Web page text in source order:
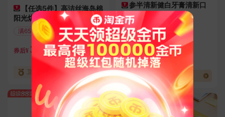
【任选5件】高洁丝海岛棉
阳光烘烘卫生巾
满65减16
偏远地区包邮
券后¥ 39 券 16元
卫生巾热搜榜单TOP3
参半清新健白牙膏清新口
气清洁口
运费险
七天无理由退换
券后¥29.2
已售1.0万件
牙膏热搜榜单TOP1